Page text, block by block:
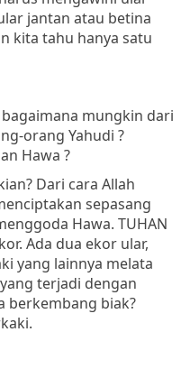
jantan atau betina
kita tahu hanya satu
mungkin dari
orang Yahudi ?
Hawa ?
Dari cara Allah
sepasang
Hawa. TUHAN
Ada dua ekor ular,
yang lainnya melata
terjadi dengan
berkembang biak?